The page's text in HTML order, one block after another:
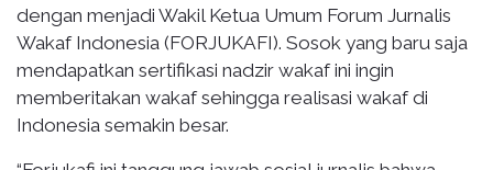
dengan menjadi Wakil Ketua Umum Forum Jurnalis
Wakaf Indonesia (FORJUKAFI). Sosok yang baru saja
mendapatkan sertifikasi nadzir wakaf ini ingin
memberitakan wakaf sehingga realisasi wakaf di
Indonesia semakin besar.